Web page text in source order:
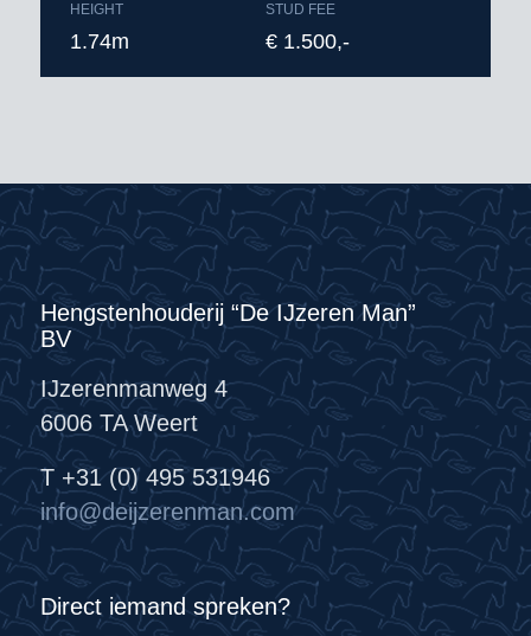
HEIGHT
1.74m
STUD FEE
€ 1.500,-
Hengstenhouderij “De IJzeren Man”
BV
IJzerenmanweg 4
6006 TA Weert
T +31 (0) 495 531946
info@deijzerenman.com
Direct iemand spreken?